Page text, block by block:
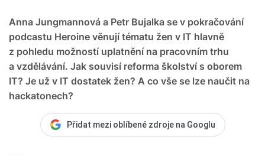
Anna Jungmannová a Petr Bujalka se v pokračování
podcastu Heroine věnují tématu žen v IT hlavně
z pohledu možností uplatnění na pracovním trhu
a vzdělávání. Jak souvisí reforma školství s oborem
IT? Je už v IT dostatek žen? A co vše se lze naučit na
hackatonech?
Přidat mezi oblíbené zdroje na Googlu